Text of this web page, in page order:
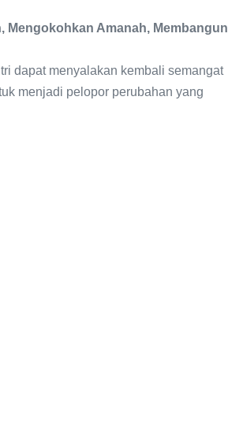
Mengokohkan Amanah, Membangun
dapat menyalakan kembali semangat
menjadi pelopor perubahan yang